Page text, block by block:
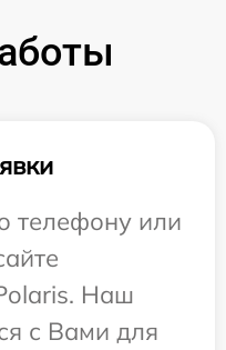
телефону или
Наш
с Вами для